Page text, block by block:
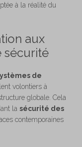
à la réalité du
aux
sécurité
de
volontiers à
globale. Cela
la sécurité des
contemporaines